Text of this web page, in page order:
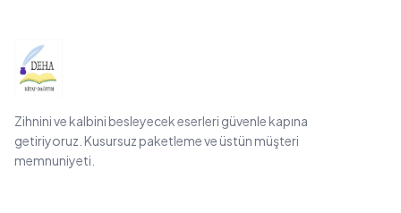
Zihnini ve kalbini besleyecek eserleri güvenle kapına
getiriyoruz. Kusursuz paketleme ve üstün müşteri
memnuniyeti.